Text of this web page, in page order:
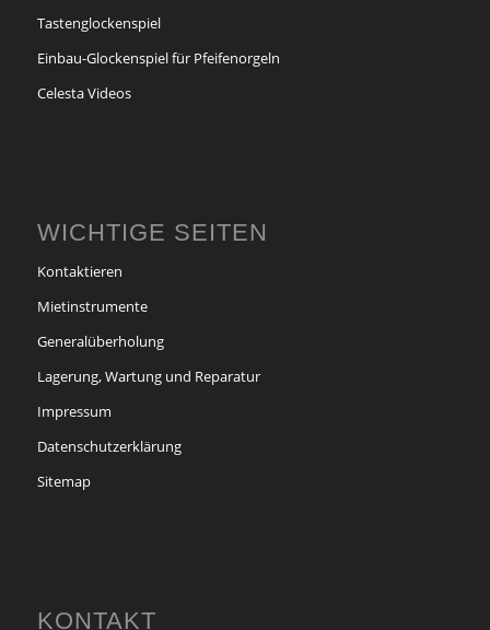
Tastenglockenspiel
Einbau-Glockenspiel für Pfeifenorgeln
Celesta Videos
WICHTIGE SEITEN
Kontaktieren
Mietinstrumente
Generalüberholung
Lagerung, Wartung und Reparatur
Impressum
Datenschutzerklärung
Sitemap
KONTAKT